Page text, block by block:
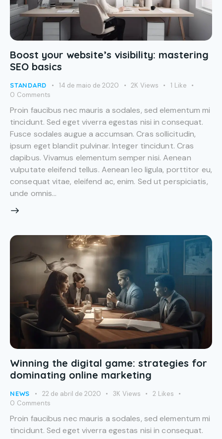
Boost your website’s visibility: mastering
SEO basics
STANDARD 14 de maio de 2020 2K Views 1 Like
0 Comments
Proin faucibus nec mauris a sodales, sed elementum mi
tincidunt. Sed eget viverra egestas nisi in consequat.
Fusce sodales augue a accumsan. Cras sollicitudin,
ipsum eget blandit pulvinar. Integer tincidunt. Cras
dapibus. Vivamus elementum semper nisi. Aenean
vulputate eleifend tellus. Aenean leo ligula, porttitor eu,
consequat vitae, eleifend ac, enim. Sed ut perspiciatis,
unde omnis…
Winning the digital game: strategies for
dominating online marketing
NEWS 22 de abril de 2020 3K Views 2 Likes
0 Comments
Proin faucibus nec mauris a sodales, sed elementum mi
tincidunt. Sed eget viverra egestas nisi in consequat.